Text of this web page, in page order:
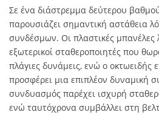
Σε ένα διάστρεμμα δεύτερου
παρουσιάζει σημαντική αστάθεια
συνδέσμων. Οι πλαστικές μπανέλες
εξωτερικοί σταθεροποιητές που
πλάγιες δυνάμεις, ενώ ο οκτωειδής
προσφέρει μια επιπλέον δυναμική
συνδυασμός παρέχει ισχυρή
ενώ ταυτόχρονα συμβάλλει στη